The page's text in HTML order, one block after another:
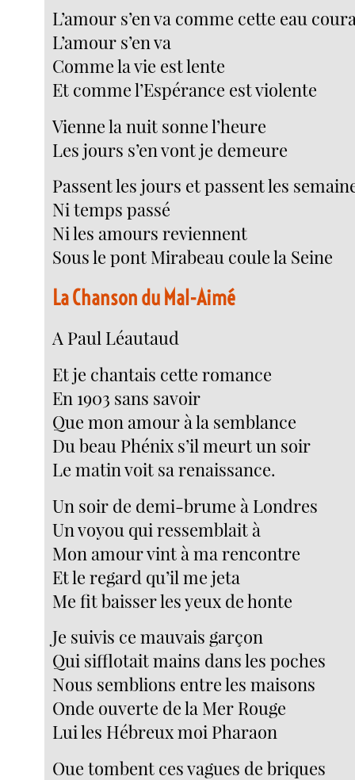
L’amour s’en va comme cette eau
L’amour s’en va
Comme la vie est lente
Et comme l’Espérance est violente
Vienne la nuit sonne l’heure
Les jours s’en vont je demeure
Passent les jours et passent les
Ni temps passé
Ni les amours reviennent
Sous le pont Mirabeau coule la Seine
La Chanson du Mal-Aimé
A Paul Léautaud
Et je chantais cette romance
En 1903 sans savoir
Que mon amour à la semblance
Du beau Phénix s’il meurt un soir
Le matin voit sa renaissance.
Un soir de demi-brume à Londres
Un voyou qui ressemblait à
Mon amour vint à ma rencontre
Et le regard qu’il me jeta
Me fit baisser les yeux de honte
Je suivis ce mauvais garçon
Qui sifflotait mains dans les poches
Nous semblions entre les maisons
Onde ouverte de la Mer Rouge
Lui les Hébreux moi Pharaon
Oue tombent ces vagues de briques